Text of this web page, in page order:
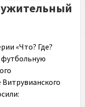
«Что? Где?
футбольную